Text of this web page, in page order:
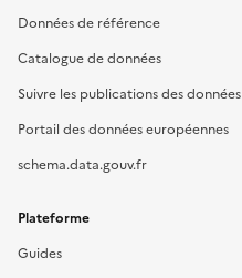
Données de référence
Catalogue de données
Suivre les publications des données
Portail des données européennes
schema.data.gouv.fr
Plateforme
Guides